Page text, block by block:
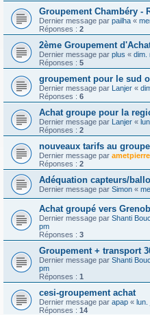
Groupement Chambéry -
Dernier message par pailha «
Réponses : 2
2ème Groupement
Dernier message par plus « dim.
Réponses : 5
groupement pour le sud
Dernier message par Lanjer «
Réponses : 6
Achat groupe pour la
Dernier message par Lanjer «
Réponses : 2
nouveaux tarifs au
Dernier message par ametpierre
Réponses : 2
Adéquation capteurs/
Dernier message par Simon «
Achat groupé vers
Dernier message par Shanti
pm
Réponses : 3
Groupement + transport
Dernier message par Shanti
pm
Réponses : 1
cesi-groupement achat
Dernier message par apap « lun.
Réponses : 14